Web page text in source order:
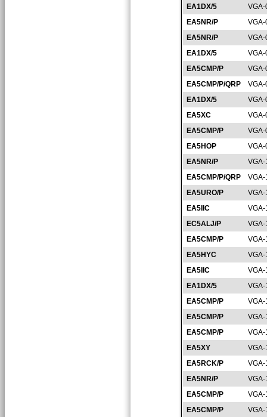
EA1DX/5
EA5NR/P
EA5NR/P
EA1DX/5
EA5CMP/P
EA5CMP/P/QRP
EA1DX/5
EA5XC
EA5CMP/P
EA5HOP
EA5NR/P
EA5CMP/P/QRP
EA5URO/P
EA5IIC
EC5ALJ/P
EA5CMP/P
EA5HYC
EA5IIC
EA1DX/5
EA5CMP/P
EA5CMP/P
EA5CMP/P
EA5XY
VGA-
EA5RCK/P
VGA-
EA5NR/P
VGA-
EA5CMP/P
VGA-
EA5CMP/P
VGA-